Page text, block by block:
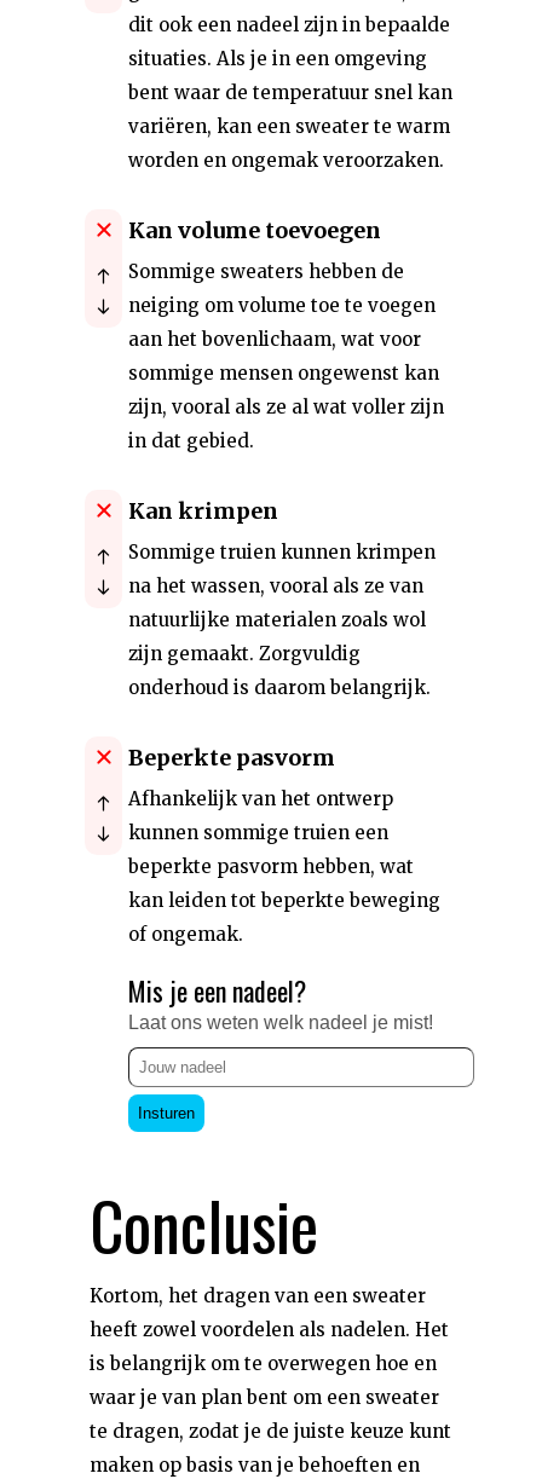
dit ook een nadeel zijn in bepaalde
situaties. Als je in een omgeving
bent waar de temperatuur snel kan
variëren, kan een sweater te warm
worden en ongemak veroorzaken.
Kan volume toevoegen
Sommige sweaters hebben de
neiging om volume toe te voegen
aan het bovenlichaam, wat voor
sommige mensen ongewenst kan
zijn, vooral als ze al wat voller zijn
in dat gebied.
Kan krimpen
Sommige truien kunnen krimpen
na het wassen, vooral als ze van
natuurlijke materialen zoals wol
zijn gemaakt. Zorgvuldig
onderhoud is daarom belangrijk.
Beperkte pasvorm
Afhankelijk van het ontwerp
kunnen sommige truien een
beperkte pasvorm hebben, wat
kan leiden tot beperkte beweging
of ongemak.
Mis je een nadeel?
Laat ons weten welk nadeel je mist!
Insturen
Conclusie
Kortom, het dragen van een sweater
heeft zowel voordelen als nadelen. Het
is belangrijk om te overwegen hoe en
waar je van plan bent om een sweater
te dragen, zodat je de juiste keuze kunt
maken op basis van je behoeften en